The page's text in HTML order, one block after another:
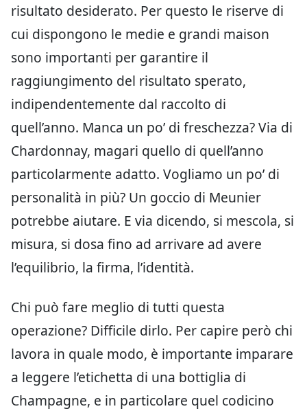
risultato desiderato. Per questo le riserve di
cui dispongono le medie e grandi maison
sono importanti per garantire il
raggiungimento del risultato sperato,
indipendentemente dal raccolto di
quell’anno. Manca un po’ di freschezza? Via di
Chardonnay, magari quello di quell’anno
particolarmente adatto. Vogliamo un po’ di
personalità in più? Un goccio di Meunier
potrebbe aiutare. E via dicendo, si mescola, si
misura, si dosa fino ad arrivare ad avere
l’equilibrio, la firma, l’identità.
Chi può fare meglio di tutti questa
operazione? Difficile dirlo. Per capire però chi
lavora in quale modo, è importante imparare
a leggere l’etichetta di una bottiglia di
Champagne, e in particolare quel codicino